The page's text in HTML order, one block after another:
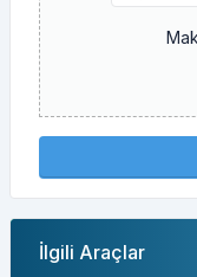
İlgili Araçlar